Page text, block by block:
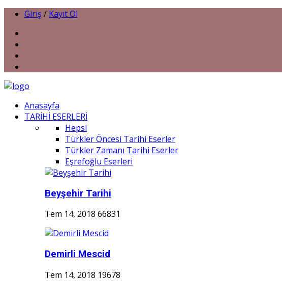
Giriş / Kayıt Ol
Anasayfa
TARİHİ ESERLERİ
Hepsi
Türkler Öncesi Tarihi Eserler
Türkler Zamanı Tarihi Eserler
Eşrefoğlu Eserleri
Beyşehir Tarihi
Tem 14, 2018 66831
Demirli Mescid
Tem 14, 2018 19678